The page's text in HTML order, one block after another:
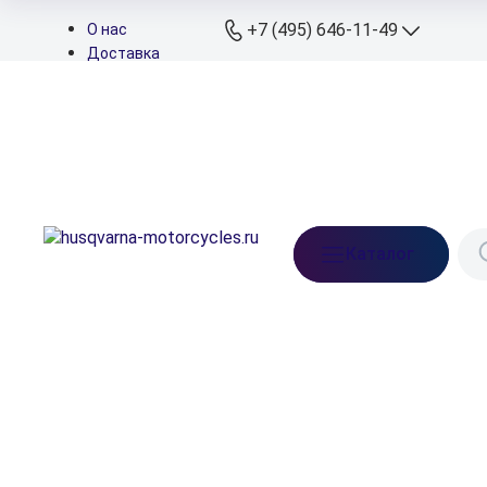
О нас
Доставка
+7 (495) 646-11-49
info@husqvarna-
motorcycles.ru